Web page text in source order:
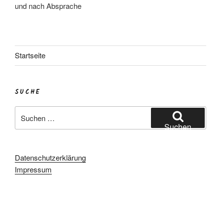
und nach Absprache
Startseite
SUCHE
nach:
Suchen
Datenschutzerklärung
Impressum